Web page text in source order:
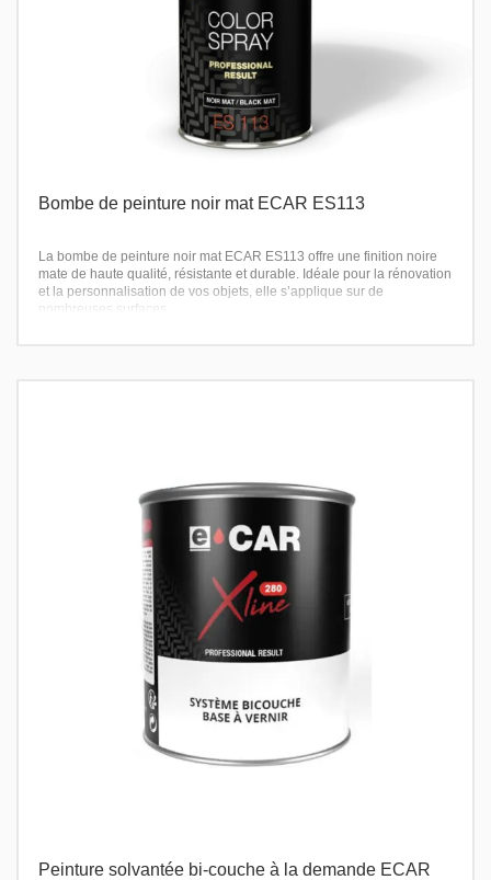
Bombe de peinture noir mat ECAR ES113
La bombe de peinture noir mat ECAR ES113 offre une finition noire
mate de haute qualité, résistante et durable. Idéale pour la rénovation
et la personnalisation de vos objets, elle s’applique sur de
nombreuses surfaces.
Peinture solvantée bi-couche à la demande ECAR